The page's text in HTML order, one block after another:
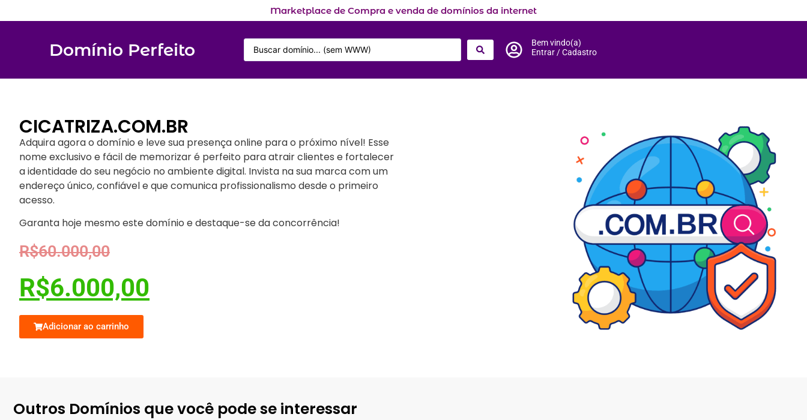
Marketplace de Compra e venda de domínios da internet
Domínio Perfeito
Bem vindo(a)
Entrar / Cadastro
CICATRIZA.COM.BR
Adquira agora o domínio e leve sua presença online para o próximo nível! Esse
nome exclusivo e fácil de memorizar é perfeito para atrair clientes e fortalecer
a identidade do seu negócio no ambiente digital. Invista na sua marca com um
endereço único, confiável e que comunica profissionalismo desde o primeiro
acesso.
Garanta hoje mesmo este domínio e destaque-se da concorrência!
R$60.000,00
R$6.000,00
Adicionar ao carrinho
Outros Domínios que você pode se interessar